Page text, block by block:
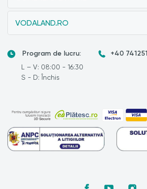
VODALAND.RO
Program de lucru:
L – V: 08:00 - 16:30
S - D: Închis
+40